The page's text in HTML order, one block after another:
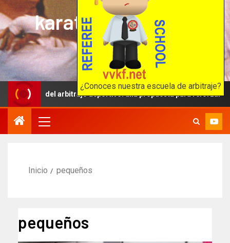
¿Conoces nuestra escuela de arbitraje?
karate en internet
El karate en internet
del arbitraje deportivo: una propuesta para reforzar la
Inicio pequeños
pequeños